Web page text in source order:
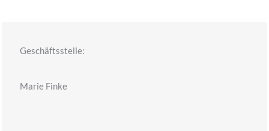
Geschäftsstelle:
Marie Finke